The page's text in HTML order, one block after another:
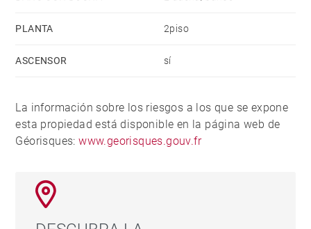
PLANTA 2piso
ASCENSOR sí
La información sobre los riesgos a los que se expone
esta propiedad está disponible en la página web de
Géorisques:www.georisques.gouv.fr